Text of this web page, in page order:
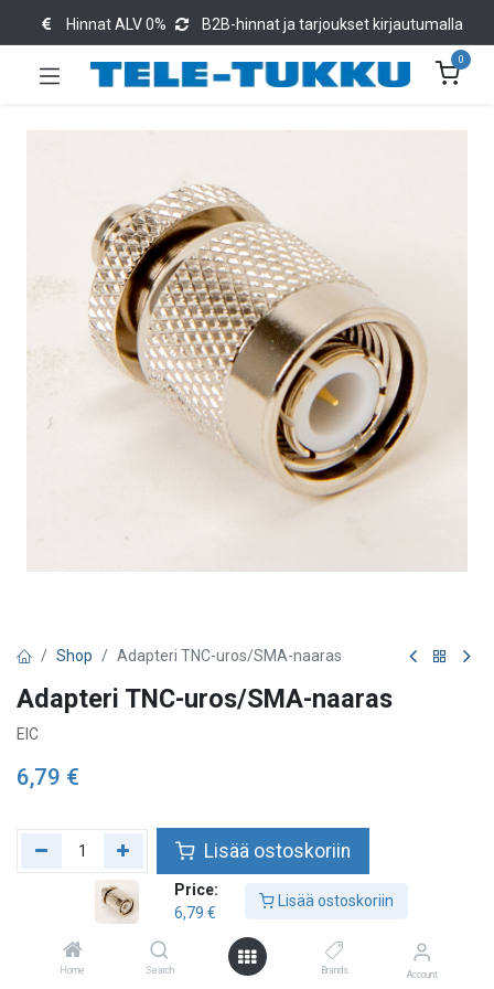
Price:
6,79 €
Lisää ostoskoriin
Home Search Brands Account
Hinnat ALV 0% B2B-hinnat ja tarjoukset kirjautumalla
0
Shop Adapteri TNC-uros/SMA-naaras
Adapteri TNC-uros/SMA-naaras
EIC
6,79 €
Lisää ostoskoriin
Lisää toivelistalle